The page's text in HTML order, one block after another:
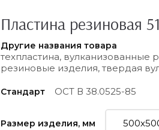
Пластина резиновая
Другие названия товара
техпластина, вулканизованные
резиновые изделия, твердая
Стандарт ОСТ В 38.0525-85
Размер изделия, мм